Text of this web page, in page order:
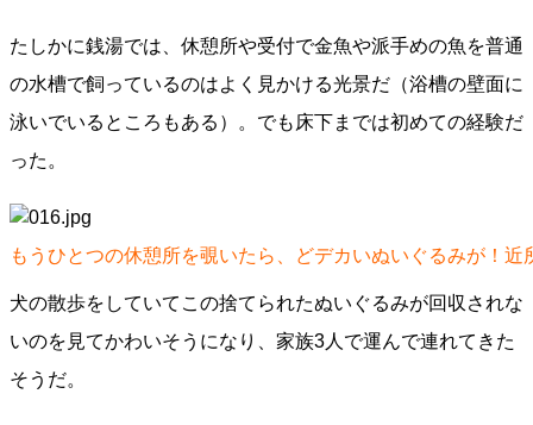
たしかに銭湯では、休憩所や受付で金魚や派手めの魚を普通
の水槽で飼っているのはよく見かける光景だ（浴槽の壁面に
泳いでいるところもある）。でも床下までは初めての経験だ
った。
もうひとつの休憩所を覗いたら、どデカいぬいぐるみが！
犬の散歩をしていてこの捨てられたぬいぐるみが回収されな
いのを見てかわいそうになり、家族3人で運んで連れてきた
そうだ。